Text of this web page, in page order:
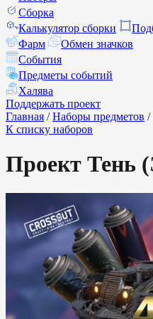
Сборка
Калькулятор сборки
Фарм
Обмен значков
События
Предметы событий
Халява
Поддержать проект
Главная / Наборы предметов /
К списку наборов
Проект Тень